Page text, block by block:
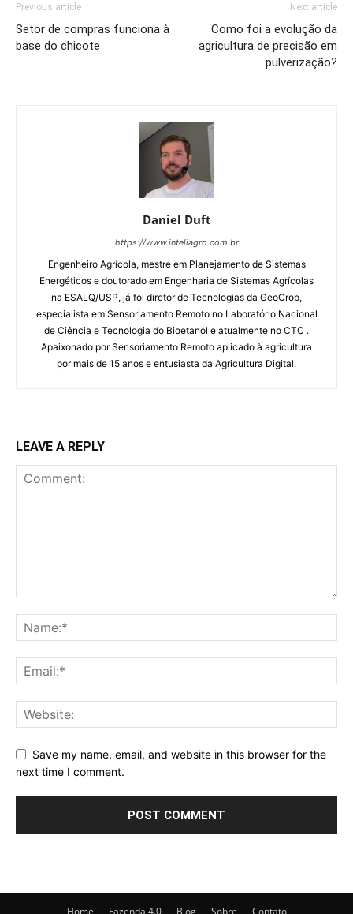
Previous article
Setor de compras funciona à
base do chicote
Next article
Como foi a evolução da
agricultura de precisão em
pulverização?
Daniel Duft
https://www.inteliagro.com.br
Engenheiro Agrícola, mestre em Planejamento de Sistemas
Energéticos e doutorado em Engenharia de Sistemas Agrícolas
na ESALQ/USP, já foi diretor de Tecnologias da GeoCrop,
especialista em Sensoriamento Remoto no Laboratório Nacional
de Ciência e Tecnologia do Bioetanol e atualmente no CTC .
Apaixonado por Sensoriamento Remoto aplicado à agricultura
por mais de 15 anos e entusiasta da Agricultura Digital.
LEAVE A REPLY
Save my name, email, and website in this browser for the
next time I comment.